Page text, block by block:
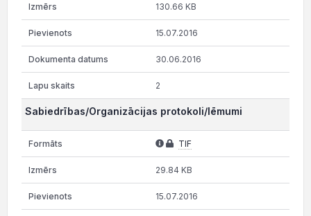
130.66 KB
15.07.2016
30.06.2016
2
Sabiedrības/Organizācijas protokoli/lēmumi
TIF
29.84 KB
15.07.2016